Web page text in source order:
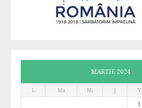
MARTIE 2024
L Ma Mi J V
1